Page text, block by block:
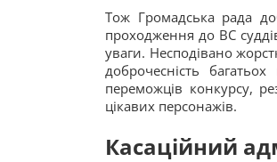
Тож Громадська рада
проходження до ВС
уваги. Несподівано
доброчесність
переможців конкурсу,
цікавих персонажів.
Касаційний